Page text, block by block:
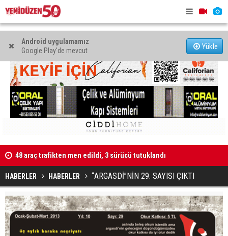
Android uygulamamız
Google Play'de mevcut
Yükle
Kaldırıma düşen scooter sürücüsü yaralandı
HABERLER HABERLER “ARGASDİ”NİN 29. SAYISI ÇIKTI